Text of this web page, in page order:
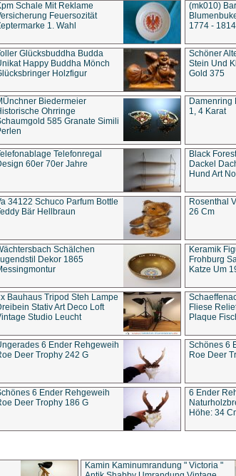
Schale Mit Reklame
Feuersozität
1. Wahl
(mk010)
1774 -
Glücksbuddha Budda
Happy Buddha Mönch
Holzfigur
Schöner
Stein Und
Gold 375
Biedermeier
Ohrringe
585 Granate Simili
Damenring
1, 4 Karat
Telefonregal
60er 70er Jahre
Black
Dackel
Hund Art
34122 Schuco Parfum Bottle
Bär Hellbraun
Rosenthal
26 Cm
Schälchen
Dekor 1865
Keramik
Frohburg
Katze Um
Bauhaus Tripod Steh Lampe
Stativ Art Deco Loft
Studio Leucht
Fliese
Plaque
6 Ender Rehgeweih
Deer Trophy 242 G
Schönes 6
Roe Deer
6 Ender Rehgeweih
Deer Trophy 186 G
6 Ender
Höhe: 34
Kamin Kaminumrandung " Victoria "